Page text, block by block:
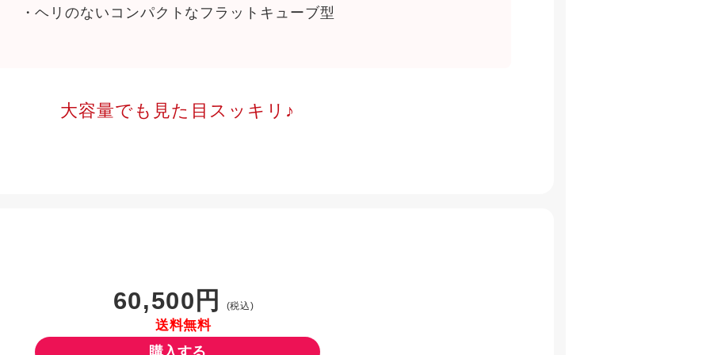
・ヘリのないコンパクトなフラットキューブ型
大容量でも見た目スッキリ♪
60,500円 (税込)
送料無料